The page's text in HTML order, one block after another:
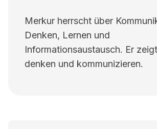
Merkur herrscht über
Denken, Lernen und
Informationsaustausch. Er
denken und kommunizieren.